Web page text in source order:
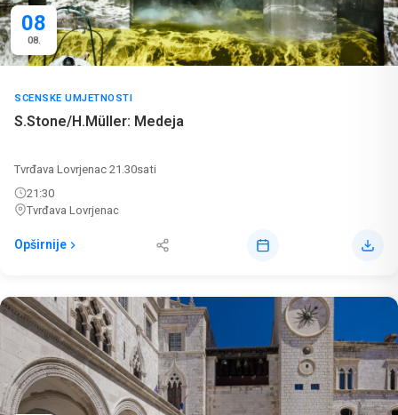
08
08.
SCENSKE UMJETNOSTI
S.Stone/H.Müller: Medeja
Tvrđava Lovrjenac 21.30sati
21:30
Tvrđava Lovrjenac
Opširnije